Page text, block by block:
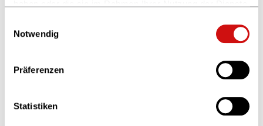
Weitere Informationen finden Sie in unserer
Notwendig
Präferenzen
Statistiken